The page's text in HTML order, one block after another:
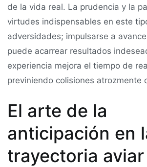
de la vida real. La prudencia y la
virtudes indispensables en este
adversidades; impulsarse a
puede acarrear resultados
experiencia mejora el tiempo de
previniendo colisiones atrozmente
El arte de la
anticipación en
trayectoria aviar